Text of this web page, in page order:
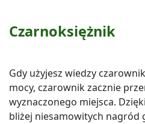
Czarnoksiężnik
Gdy użyjesz wiedzy
mocy, czarownik zacznie
wyznaczonego miejsca.
bliżej niesamowitych nagród